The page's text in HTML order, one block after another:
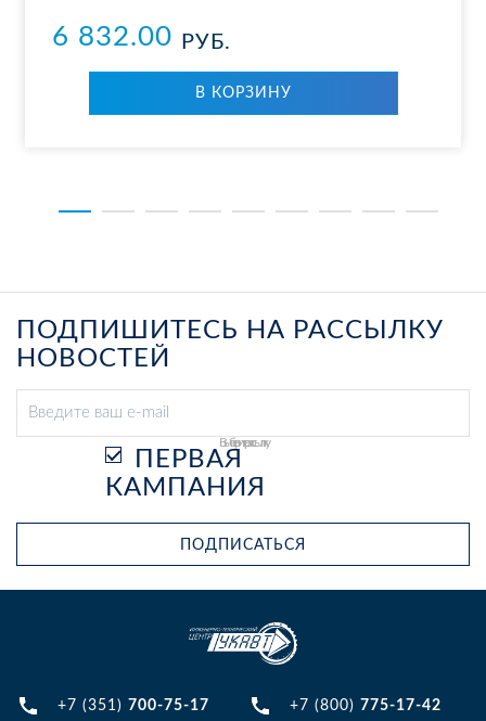
6 832.00 РУБ.
В КОР­ЗИ­НУ
ПОДПИШИТЕСЬ НА РАССЫЛКУ
НОВОСТЕЙ
Выберите рассылку
ПЕРВАЯ
КАМПАНИЯ
ПОДПИСАТЬСЯ
+7 (351) 700-75-17 +7 (800) 775-17-42